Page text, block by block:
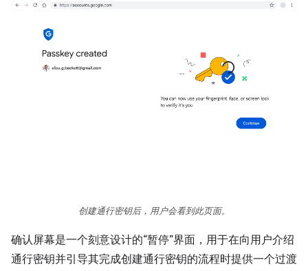
创建通行密钥后，用户会看到此页面。
确认屏幕是一个刻意设计的“暂停”界面，用于在向用户介绍
通行密钥并引导其完成创建通行密钥的流程时提供一个过渡